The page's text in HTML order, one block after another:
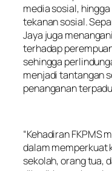
media sosial,
tekanan sosial.
Jaya juga
terhadap
sehingga
menjadi tantangan
penanganan
“Kehadiran FKPMS
dalam memperkuat
sekolah, orang tua,